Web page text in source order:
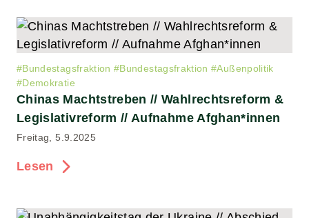
#Bundestagsfraktion #Bundestagsfraktion #Außenpolitik
#Demokratie
Chinas Machtstreben // Wahlrechtsreform &
Legislativreform // Aufnahme Afghan*innen
Freitag, 5.9.2025
Lesen